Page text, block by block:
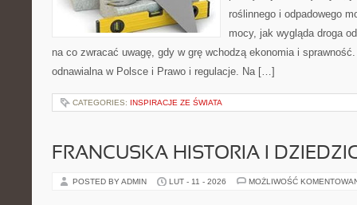
roślinnego i odpadowego
mocy, jak wygląda droga
na co zwracać uwagę, gdy w grę wchodzą ekonomia i
odnawialna w Polsce i Prawo i regulacje. Na […]
CATEGORIES: INSPIRACJE ZE ŚWIATA
FRANCUSKA HISTORIA I
POSTED BY ADMIN LUT - 11 - 2026 MOŻLIWOŚĆ